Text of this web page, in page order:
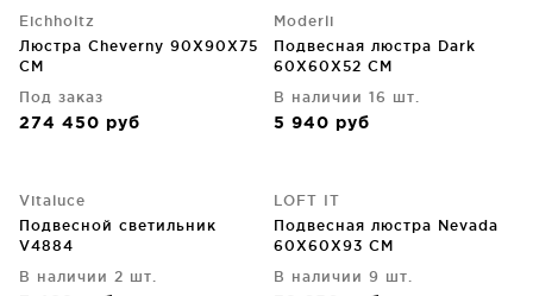
Eichholtz
Люстра Cheverny 90X90X75
CM
Под заказ
274 450 руб
Moderli
Подвесная люстра Dark
60X60X52 CM
В наличии 16 шт.
5 940 руб
Vitaluce
Подвесной светильник
V4884
В наличии 2 шт.
LOFT IT
Подвесная люстра Nevada
60X60X93 CM
В наличии 9 шт.